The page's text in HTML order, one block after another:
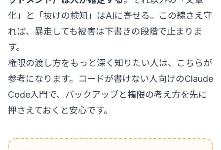
化」と「抜けの検知」はAIに寄せる。この線さえ守
れば、暴走しても被害は下書きの段階で止まりま
す。
権限の渡し方をもっと深く知りたい人は、こちらが
参考になります。
コードが書けない人向けのClaude
Code入門で、バックアップと権限の考え方を先に
押さえておくと安心です。